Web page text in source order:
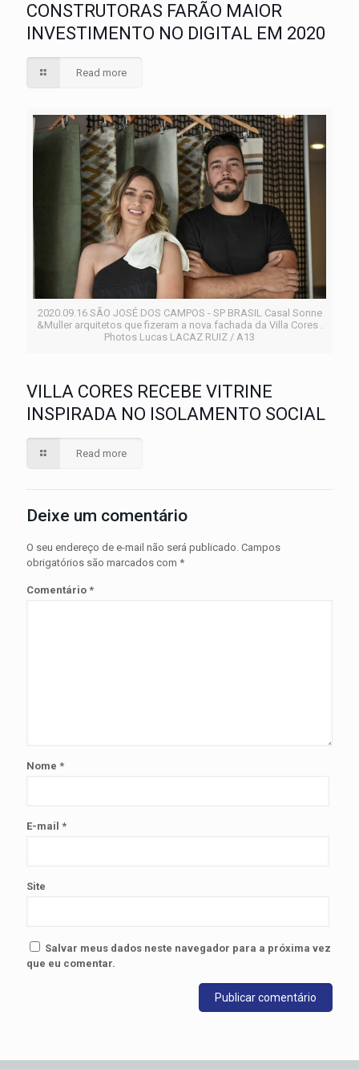
CONSTRUTORAS FARÃO MAIOR
INVESTIMENTO NO DIGITAL EM 2020
Read more
2020.09.16 SÃO JOSÉ DOS CAMPOS - SP BRASIL Casal Sonne
&Muller arquitetos que fizeram a nova fachada da Villa Cores .
Photos Lucas LACAZ RUIZ / A13
VILLA CORES RECEBE VITRINE
INSPIRADA NO ISOLAMENTO SOCIAL
Read more
Deixe um comentário
O seu endereço de e-mail não será publicado. Campos
obrigatórios são marcados com *
Comentário *
Nome *
E-mail *
Site
Salvar meus dados neste navegador para a próxima vez
que eu comentar.